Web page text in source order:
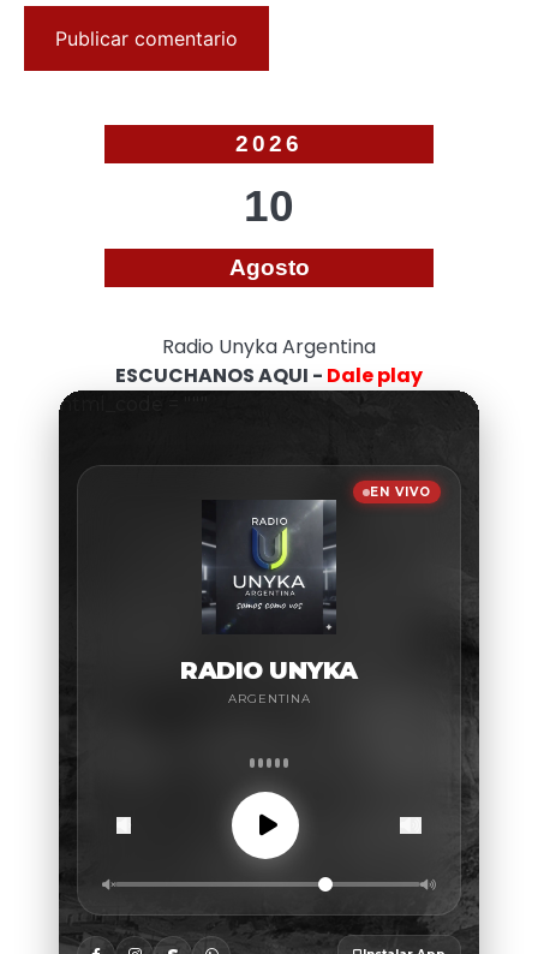
2026
10
Agosto
Radio Unyka Argentina
ESCUCHANOS AQUI - Dale play